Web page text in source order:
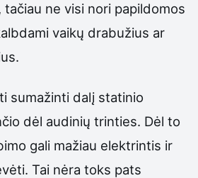
ne visi nori papildomos
vaikų drabužius ar
sumažinti dalį statinio
dėl audinių trinties. Dėl to
gali mažiau elektrintis ir
Tai nėra toks pats